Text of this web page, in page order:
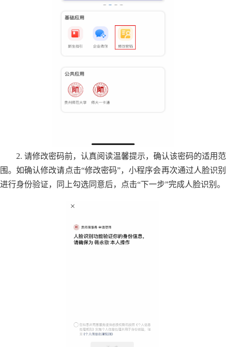
2. 请修改密码前，认真阅读温馨提示，确认该密码的适用范
围。如确认修改请点击“修改密码”，小程序会再次通过人脸识别
进行身份验证，同上勾选同意后，点击“下一步”完成人脸识别。